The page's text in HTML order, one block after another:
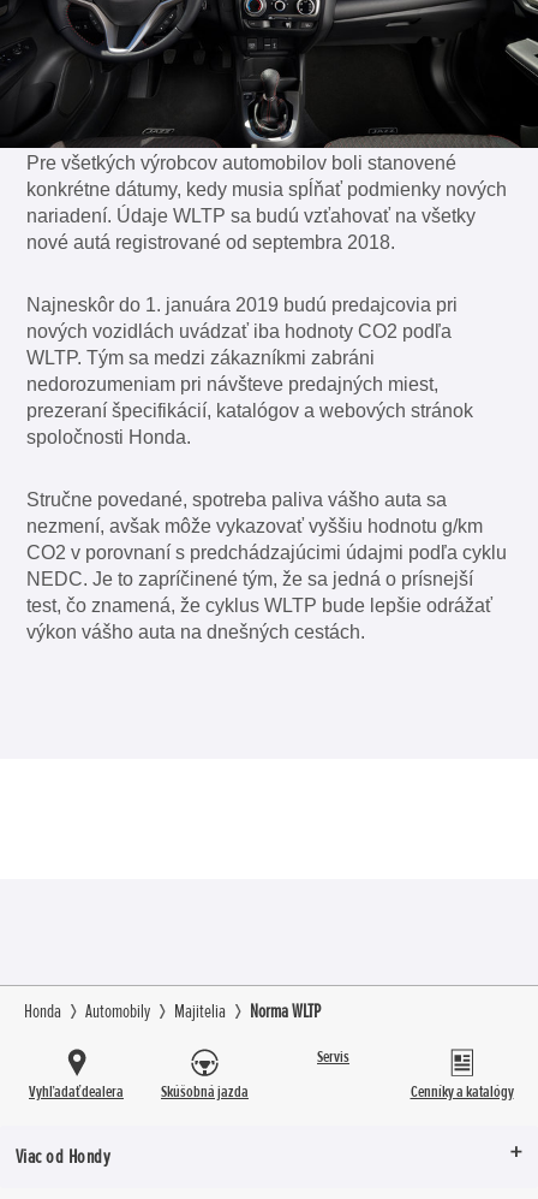
Pre všetkých výrobcov automobilov boli stanovené
konkrétne dátumy, kedy musia spĺňať podmienky nových
nariadení. Údaje WLTP sa budú vzťahovať na všetky
nové autá registrované od septembra 2018.
Najneskôr do 1. januára 2019 budú predajcovia pri
nových vozidlách uvádzať iba hodnoty CO2 podľa
WLTP. Tým sa medzi zákazníkmi zabráni
nedorozumeniam pri návšteve predajných miest,
prezeraní špecifikácií, katalógov a webových stránok
spoločnosti Honda.
Stručne povedané, spotreba paliva vášho auta sa
nezmení, avšak môže vykazovať vyššiu hodnotu g/km
CO2 v porovnaní s predchádzajúcimi údajmi podľa cyklu
NEDC. Je to zapríčinené tým, že sa jedná o prísnejší
test, čo znamená, že cyklus WLTP bude lepšie odrážať
výkon vášho auta na dnešných cestách.
Honda Automobily Majitelia Norma WLTP
Vyhľadať dealera Skúšobná jazda
Servis
Cenníky a katalógy
Viac od Hondy